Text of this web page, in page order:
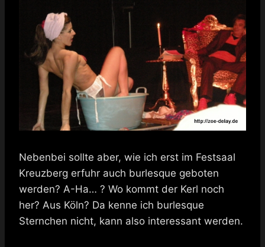
Nebenbei sollte aber, wie ich erst im Festsaal
Kreuzberg erfuhr auch burlesque geboten
werden? A-Ha… ? Wo kommt der Kerl noch
her? Aus Köln? Da kenne ich burlesque
Sternchen nicht, kann also interessant werden.